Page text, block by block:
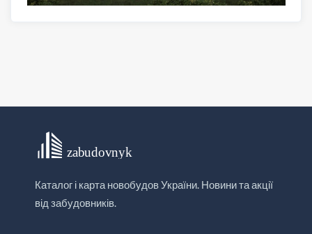
Каталог і карта новобудов України. Новини та акції
від забудовників.